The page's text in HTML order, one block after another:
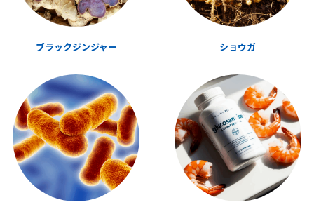
ブラックジンジャー ショウガ